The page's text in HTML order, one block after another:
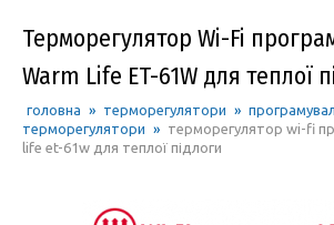
Терморегулятор Wi-Fi
Warm Life ET-61W для теплої
головна » терморегулятори »
терморегулятори » терморегулятор wi-fi
life et-61w для теплої підлоги